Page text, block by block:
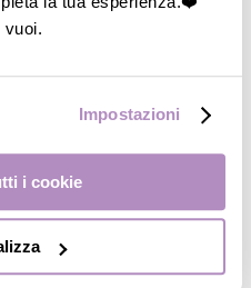
vuoi.
Impostazioni
i cookie